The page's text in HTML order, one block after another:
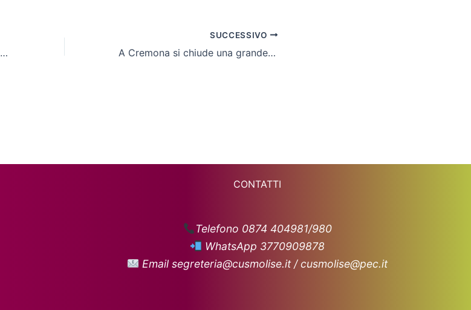
Pattinaggio, si è chiusa una grande stagione
SUCCESSIVO
A Cremona si chiude una grande stagione per il pattinaggio
CONTATTI
Telefono 0874 404981/980
WhatsApp 3770909878
Email segreteria@cusmolise.it / cusmolise@pec.it